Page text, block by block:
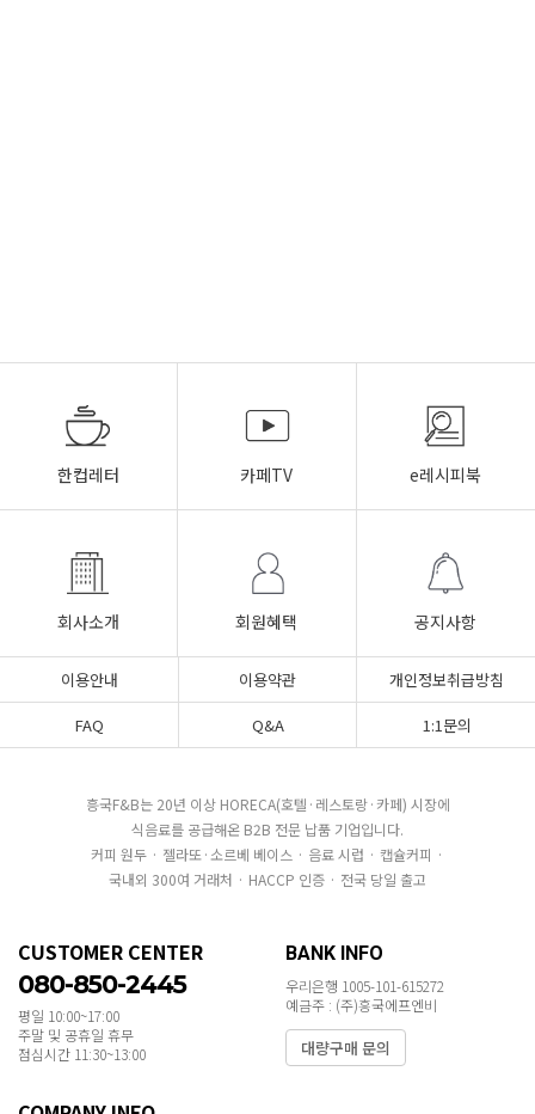
한컵레터 카페TV e레시피북
회사소개 회원혜택 공지사항
이용안내 이용약관
개인정보취급방침
FAQ
Q&A 1:1문의
흥국F&B는 20년 이상 HORECA(호텔·레스토랑·카페) 시장에
식음료를 공급해온 B2B 전문 납품 기업입니다.
커피 원두 · 젤라또·소르베 베이스 · 음료 시럽 · 캡슐커피 ·
국내외 300여 거래처 · HACCP 인증 · 전국 당일 출고
CUSTOMER CENTER
080-850-2445
평일 10:00~17:00
주말 및 공휴일 휴무
점심시간 11:30~13:00
BANK INFO
우리은행 1005-101-615272
예금주 : (주)흥국에프엔비
대량구매 문의